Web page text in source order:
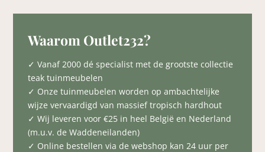
Waarom Outlet232?
✓ Vanaf 2000 dé specialist met de grootste collectie
teak tuinmeubelen
✓ Onze tuinmeubelen worden op ambachtelijke
wijze vervaardigd van massief tropisch hardhout
✓ Wij leveren voor €25 in heel België en Nederland
(m.u.v. de Waddeneilanden)
✓ Online bestellen via de webshop kan 24 uur per